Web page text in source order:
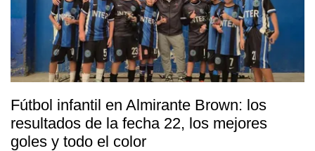
Fútbol infantil en Almirante Brown: los
resultados de la fecha 22, los mejores
goles y todo el color